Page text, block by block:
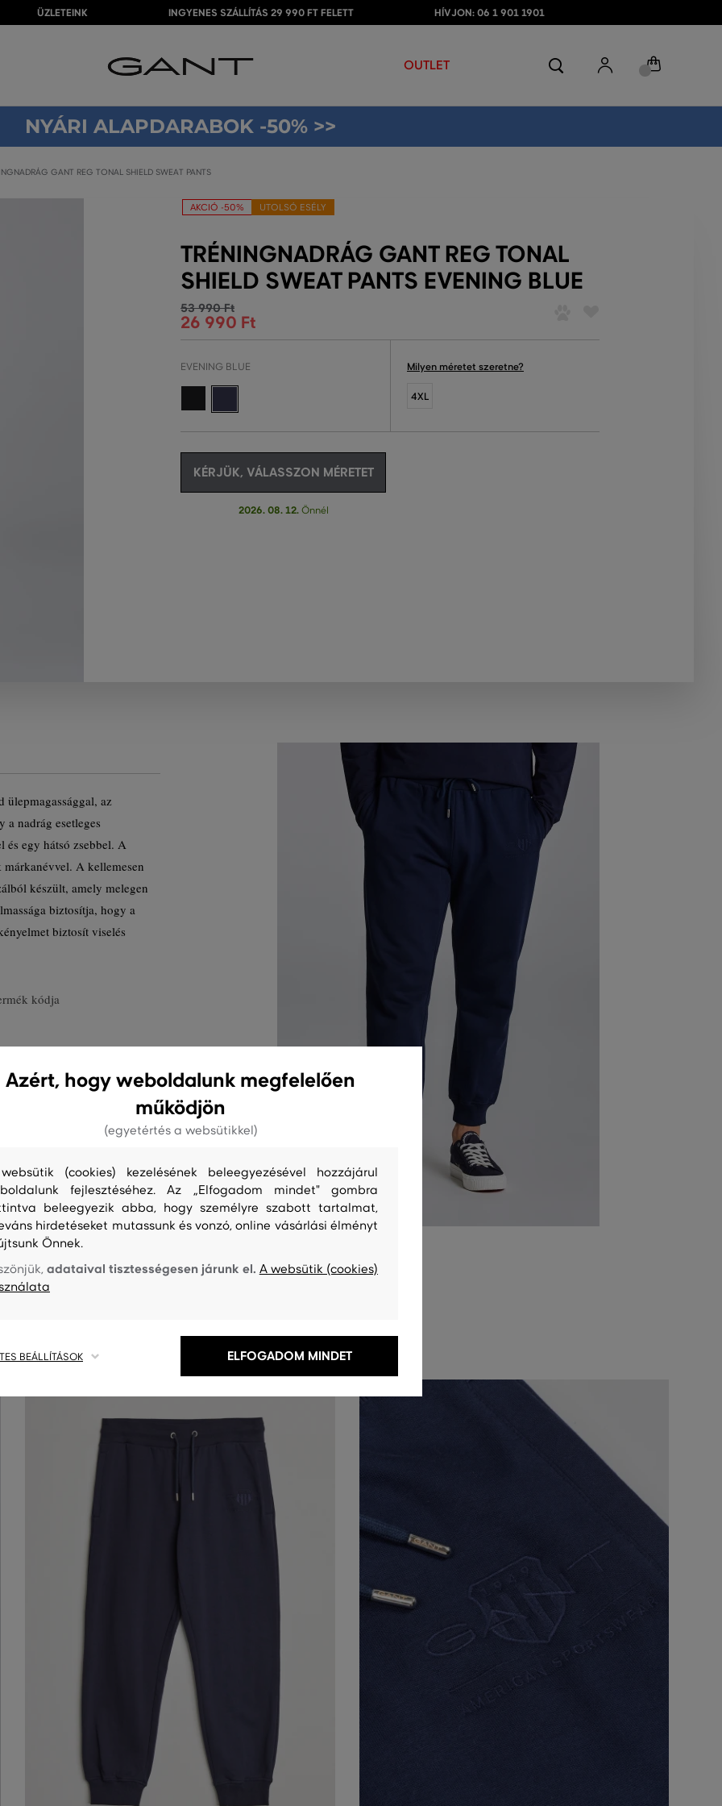
ÜZLETEINK INGYENES SZÁLLÍTÁS 29 990 FT FELETT HÍVJON: 06 1 901 1901
OUTLET
NYÁRI ALAPDARABOK -50% >>
GANT REG TONAL SHIELD SWEAT PANTS
AKCIÓ -50% UTOLSÓ ESÉLY
TRÉNINGNADRÁG GANT REG TONAL
SHIELD SWEAT PANTS EVENING BLUE
53 990 Ft
26 990 Ft
EVENING BLUE Milyen méretet szeretne?
4XL
KÉRJÜK, VÁLASSZON MÉRETET
2026. 08. 12.Önnél
ülepmagassággal, az
nadrág esetleges
és egy hátsó zsebbel. A
A kellemesen
készült, amely melegen
biztosítja, hogy a
biztosít viselés
kódja
TISZTÍTÁS
Azért, hogy weboldalunk megfelelően
működjön
(egyetértés a websütikkel)
(cookies) kezelésének beleegyezésével hozzájárul
fejlesztéséhez. Az „Elfogadom mindet" gombra
beleegyezik abba, hogy személyre szabott tartalmat,
hirdetéseket mutassunk és vonzó, online vásárlási élményt
Önnek.
adataival tisztességesen járunk el. A websütik (cookies)
BEÁLLÍTÁSOK ELFOGADOM MINDET